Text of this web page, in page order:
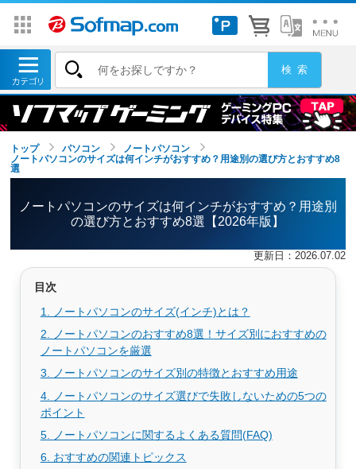
トップ パソコン
ノートパソコン
ノートパソコンのサイズは何インチがおすすめ？用途別の選び方とおすすめ8
選
ノートパソコンのサイズは何インチがおすすめ？用途別
の選び方とおすすめ8選【2026年版】
更新日：2026.07.02
目次
1. ノートパソコンのサイズ(インチ)とは？
2. ノートパソコンのおすすめ8選！サイズ別におすすめの
ノートパソコンを厳選
3. ノートパソコンのサイズ別の特徴とおすすめ用途
4. ノートパソコンのサイズ選びで失敗しないための5つの
ポイント
5. ノートパソコンに関するよくある質問(FAQ)
6. おすすめの関連トピックス